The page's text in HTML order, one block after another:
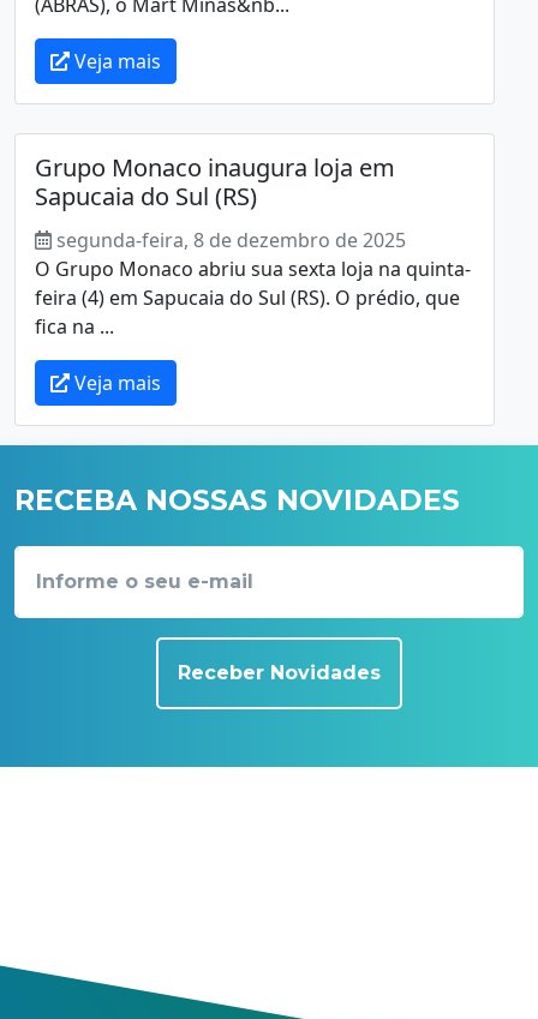
Veja mais
Grupo Monaco inaugura loja em
Sapucaia do Sul (RS)
segunda-feira, 8 de dezembro de 2025
O Grupo Monaco abriu sua sexta loja na quinta-
feira (4) em Sapucaia do Sul (RS). O prédio, que
fica na ...
Veja mais
RECEBA NOSSAS NOVIDADES
Receber Novidades